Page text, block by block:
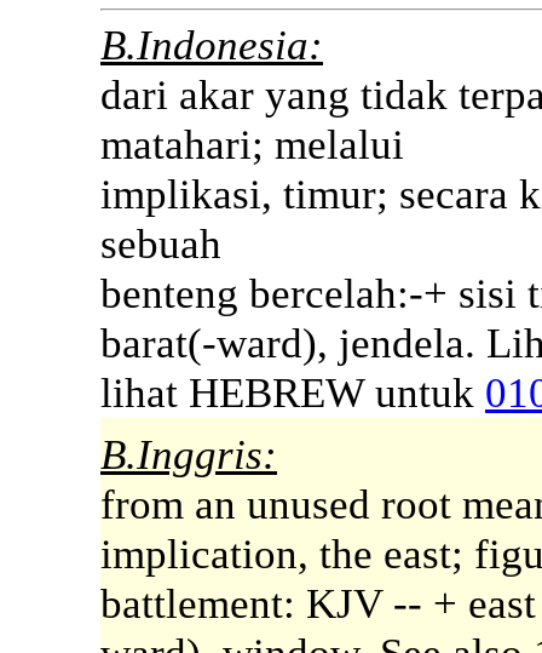
B.Indonesia:
dari akar yang tidak
matahari; melalui
implikasi, timur; secara
sebuah
benteng bercelah:-+
barat(-ward), jendela.
lihat HEBREW untuk
B.Inggris:
from an unused root
implication, the east;
battlement: KJV -- +